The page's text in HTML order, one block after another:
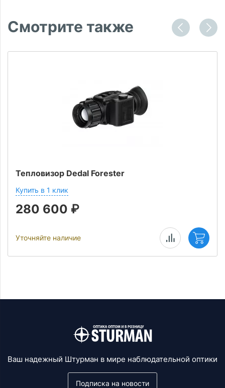
Смотрите также
Тепловизор Dedal Forester
Купить в 1 клик
280 600 ₽
Уточняйте наличие
Ваш надежный Штурман в мире наблюдательной оптики
Подписка на новости